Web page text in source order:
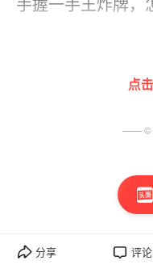
蒙古的矿产资源
国内所有顶级矿
就拿世界级的奥
质的资源，蒙古
点
分享 评论
—— ©